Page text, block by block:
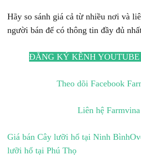
Hãy so sánh giá cả từ nhiều nơi và
người bán để có thông tin đầy đủ
ĐĂNG KÝ KÊNH
Theo dõi Facebook
Liên hệ Farmvina
Giá bán Cây lưỡi hổ tại Ninh Bình
lưỡi hổ tại Phú Thọ